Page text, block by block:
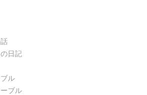
日記
ル
ブル